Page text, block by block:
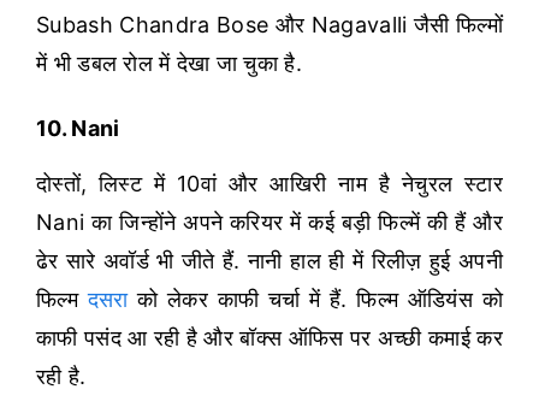
Subash Chandra Bose और Nagavalli जैसी फिल्मों
में भी डबल रोल में देखा जा चुका है.
10. Nani
दोस्तों, लिस्ट में 10वां और आखिरी नाम है नेचुरल स्टार
Nani का जिन्होंने अपने करियर में कई बड़ी फिल्में की हैं और
ढेर सारे अवॉर्ड भी जीते हैं. नानी हाल ही में रिलीज़ हुई अपनी
फिल्मदसराको लेकर काफी चर्चा में हैं. फिल्म ऑडियंस को
काफी पसंद आ रही है और बॉक्स ऑफिस पर अच्छी कमाई कर
रही है.